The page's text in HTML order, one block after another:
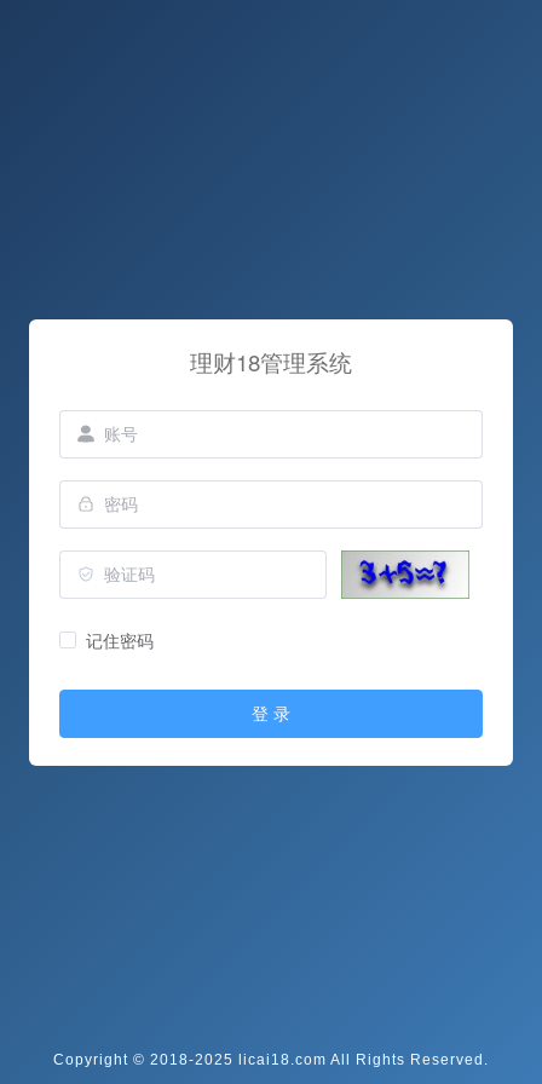
理财18管理系统
记住密码
登 录
Copyright © 2018-2025 licai18.com All Rights Reserved.